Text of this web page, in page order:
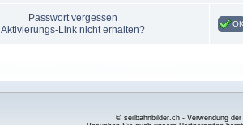
Passwort vergessen
Aktivierungs-Link nicht erhalten?
© seilbahnbilder.ch - Verwendung